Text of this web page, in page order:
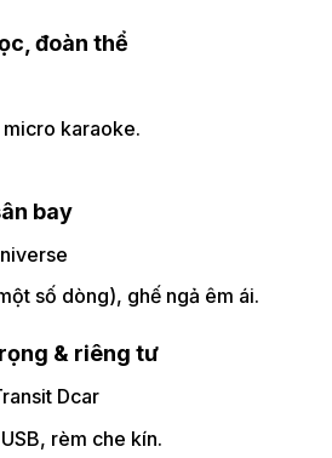
đoàn thể
karaoke.
bay
số dòng), ghế ngả êm ái.
& riêng tư
Dcar
rèm che kín.